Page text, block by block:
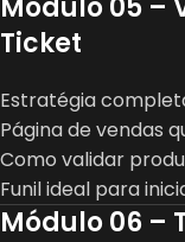
Ticket
Estratégia
Página de vendas
Como validar
Funil ideal para
Módulo 06 –